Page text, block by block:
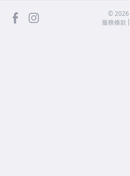
facebook ©2026
服務條款